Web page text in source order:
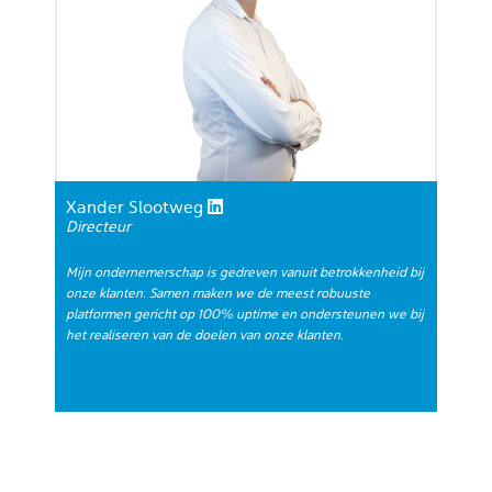
Xander Slootweg
Directeur
Mijn ondernemerschap is gedreven vanuit betrokkenheid bij
onze klanten. Samen maken we de meest robuuste
platformen gericht op 100% uptime en ondersteunen we bij
het realiseren van de doelen van onze klanten.